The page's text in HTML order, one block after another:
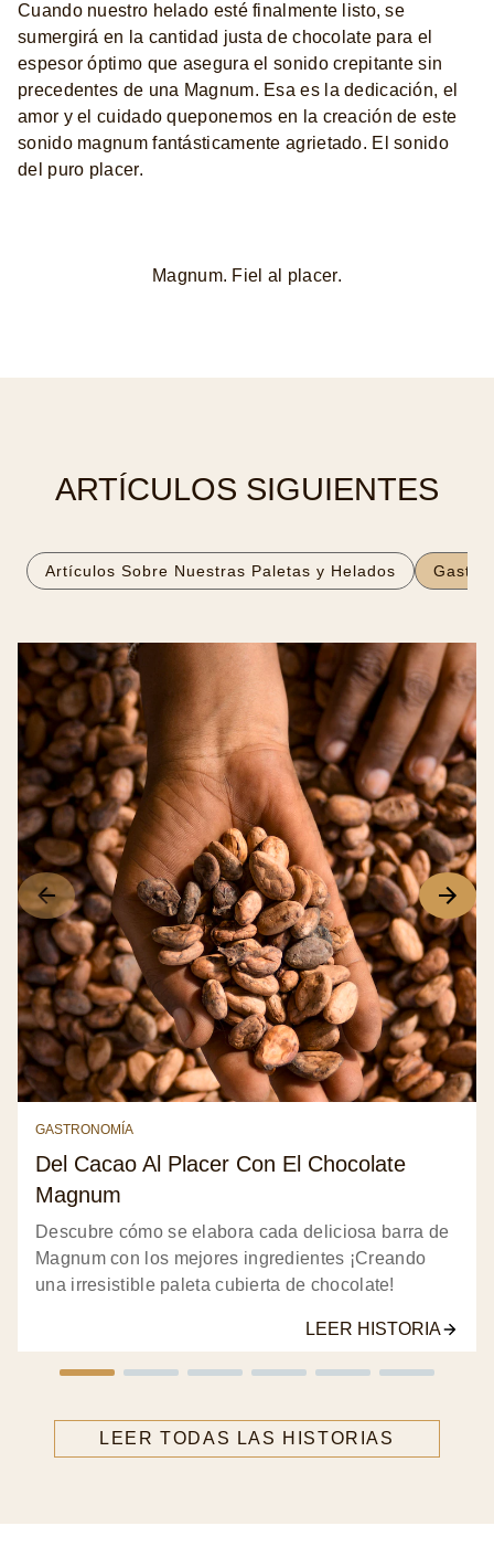
Cuando nuestro helado esté finalmente listo, se
sumergirá en la cantidad justa de chocolate para el
espesor óptimo que asegura el sonido crepitante sin
precedentes de una Magnum. Esa es la dedicación, el
amor y el cuidado queponemos en la creación de este
sonido magnum fantásticamente agrietado. El sonido
del puro placer.
Magnum. Fiel al placer.
ARTÍCULOS SIGUIENTES
Artículos Sobre Nuestras Paletas y Helados
GASTRONOMÍA
Del Cacao Al Placer Con El Chocolate
Magnum
Descubre cómo se elabora cada deliciosa barra de
Magnum con los mejores ingredientes ¡Creando
una irresistible paleta cubierta de chocolate!
LEER HISTORIA
LEER TODAS LAS HISTORIAS